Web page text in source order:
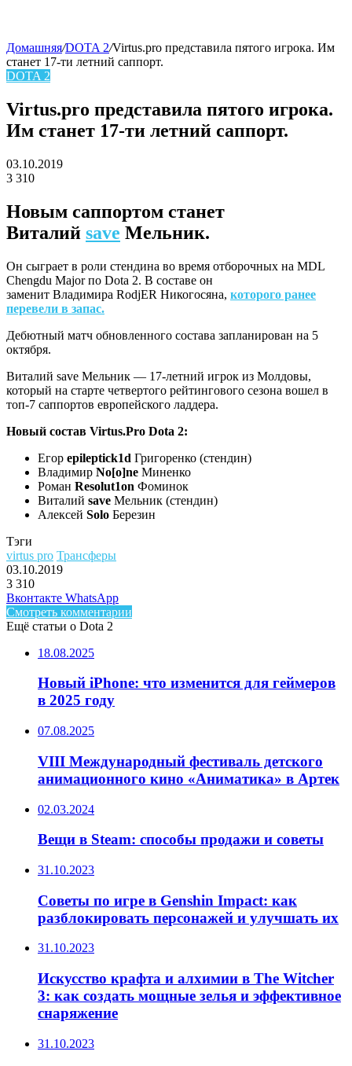
skin
Домашняя/DOTA 2/Virtus.pro представила пятого игрока. Им
станет 17-ти летний саппорт.
DOTA 2
Virtus.pro представила пятого игрока.
Им станет 17-ти летний саппорт.
03.10.2019
3 310
Новым саппортом станет
Виталий save Мельник.
Он сыграет в роли стендина во время отборочных на MDL
Chengdu Major по Dota 2. В составе он
заменит Владимира RodjER Никогосяна, которого ранее
перевели в запас.
Дебютный матч обновленного состава запланирован на 5
октября.
Виталий save Мельник — 17-летний игрок из Молдовы,
который на старте четвертого рейтингового сезона вошел в
топ-7 саппортов европейского ладдера.
Новый состав Virtus.Pro Dota 2:
Егор epileptick1d Григоренко (стендин)
Владимир No[o]ne Миненко
Роман Resolut1on Фоминок
Виталий save Мельник (стендин)
Алексей Solo Березин
Тэги
virtus pro Трансферы
03.10.2019
3 310
Facebook
Twitter
LinkedIn
Вконтакте WhatsAppTelegram
Смотреть комментарии
Ещё статьи о Dota 2
18.08.2025
Новый iPhone: что изменится для геймеров
в 2025 году
07.08.2025
VIII Международный фестиваль детского
анимационного кино «Аниматика» в Артек
02.03.2024
Вещи в Steam: способы продажи и советы
31.10.2023
Советы по игре в Genshin Impact: как
разблокировать персонажей и улучшать их
31.10.2023
Искусство крафта и алхимии в The Witcher
3: как создать мощные зелья и эффективное
снаряжение
31.10.2023